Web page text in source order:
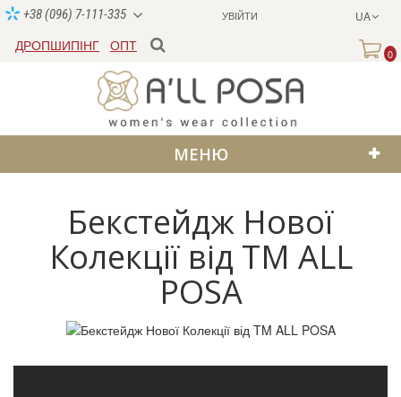
УВІЙТИ UA
+38 (096) 7-111-335
ДРОПШИПІНГ ОПТ
0
МЕНЮ
Бекстейдж Нової
Колекції від TM ALL
POSA